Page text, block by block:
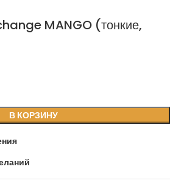
MANGO (тонкие,
В КОРЗИНУ